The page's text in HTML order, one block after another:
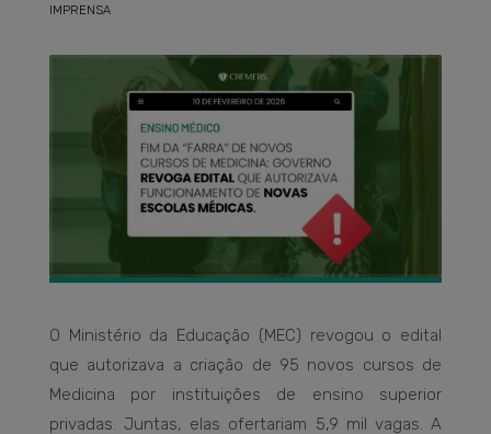
IMPRENSA
O Ministério da Educação (MEC) revogou o edital
que autorizava a criação de 95 novos cursos de
Medicina por instituições de ensino superior
privadas. Juntas, elas ofertariam 5,9 mil vagas. A